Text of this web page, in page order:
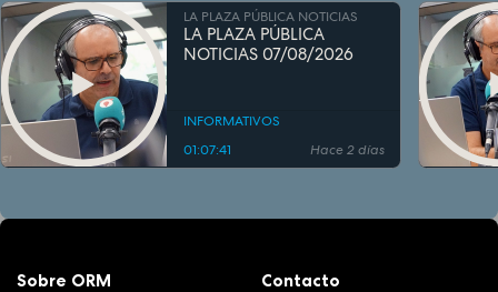
LA PLAZA PÚBLICA NOTICIAS
LA PLAZA PÚBLICA
NOTICIAS 07/08/2026
INFORMATIVOS
01:07:41
Hace 2 días
Sobre ORM
Contacto